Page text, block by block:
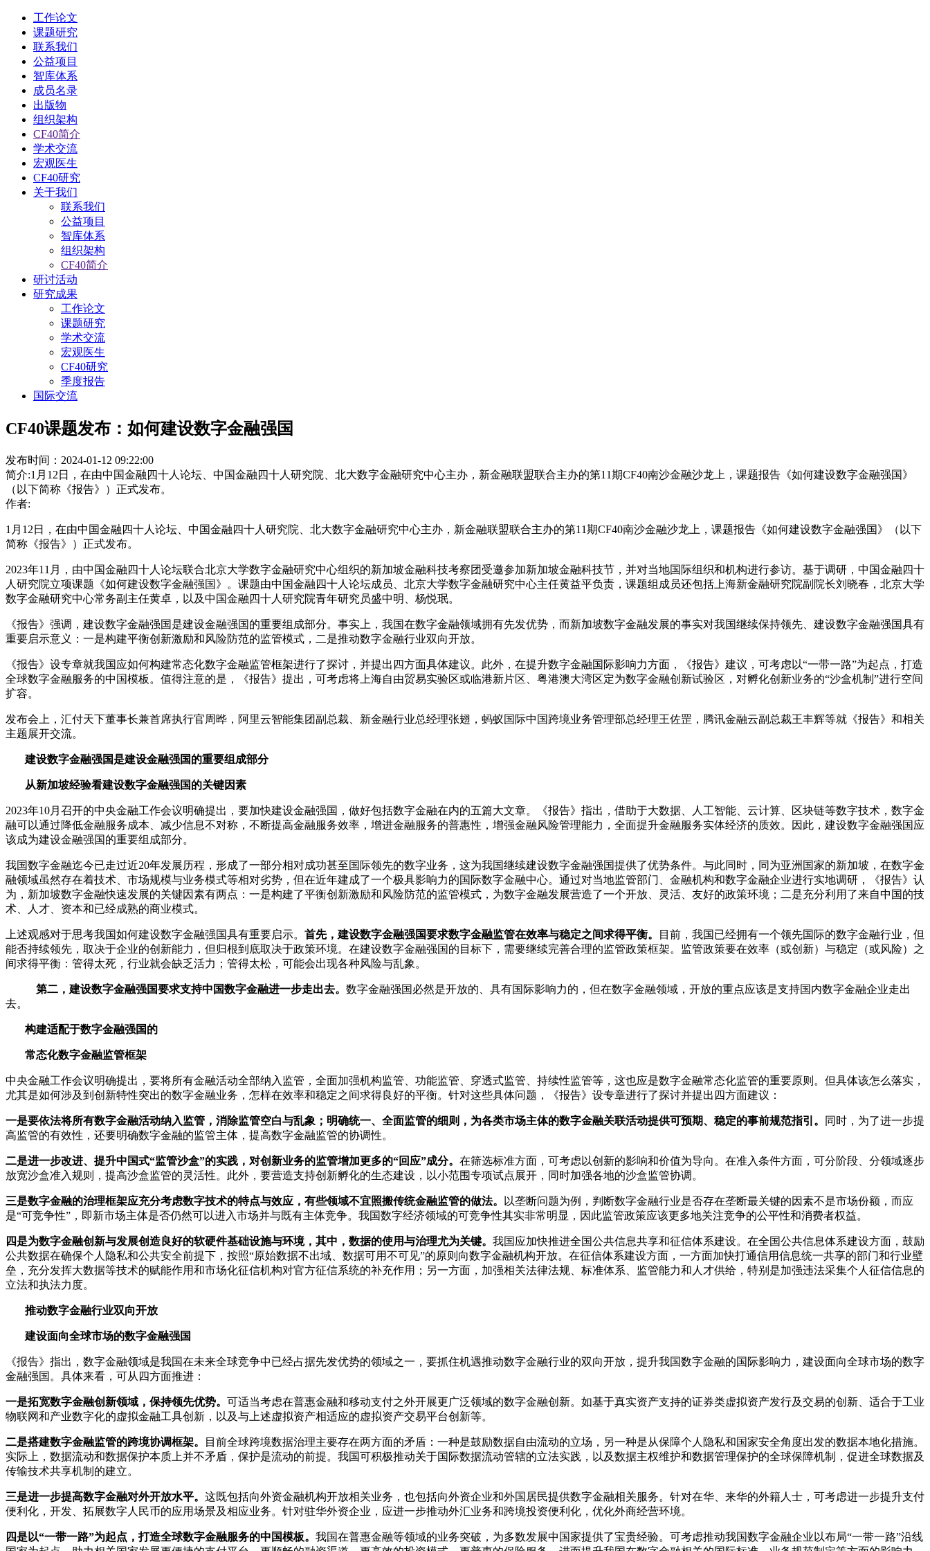
工作论文
课题研究
联系我们
公益项目
智库体系
成员名录
出版物
组织架构
CF40简介
学术交流
宏观医生
CF40研究
关于我们
联系我们
公益项目
智库体系
组织架构
CF40简介
研讨活动
研究成果
工作论文
课题研究
学术交流
宏观医生
CF40研究
季度报告
国际交流
CF40课题发布：如何建设数字金融强国
发布时间：2024-01-12 09:22:00
简介:1月12日，在由中国金融四十人论坛、中国金融四十人研究院、北大数字金融研究中心主办，新金融联盟联合主办的第11期CF40南沙金融沙龙上，课题报告《如何建设数字金融强国》
（以下简称《报告》）正式发布。
作者:
1月12日，在由中国金融四十人论坛、中国金融四十人研究院、北大数字金融研究中心主办，新金融联盟联合主办的第11期CF40南沙金融沙龙上，课题报告《如何建设数字金融强国》（以下
简称《报告》）正式发布。
2023年11月，由中国金融四十人论坛联合北京大学数字金融研究中心组织的新加坡金融科技考察团受邀参加新加坡金融科技节，并对当地国际组织和机构进行参访。基于调研，中国金融四十
人研究院立项课题《如何建设数字金融强国》。课题由中国金融四十人论坛成员、北京大学数字金融研究中心主任黄益平负责，课题组成员还包括上海新金融研究院副院长刘晓春，北京大学
数字金融研究中心常务副主任黄卓，以及中国金融四十人研究院青年研究员盛中明、杨悦珉。
《报告》强调，建设数字金融强国是建设金融强国的重要组成部分。事实上，我国在数字金融领域拥有先发优势，而新加坡数字金融发展的事实对我国继续保持领先、建设数字金融强国具有
重要启示意义：一是构建平衡创新激励和风险防范的监管模式，二是推动数字金融行业双向开放。
《报告》设专章就我国应如何构建常态化数字金融监管框架进行了探讨，并提出四方面具体建议。此外，在提升数字金融国际影响力方面，《报告》建议，可考虑以“一带一路”为起点，打造
全球数字金融服务的中国模板。值得注意的是，《报告》提出，可考虑将上海自由贸易实验区或临港新片区、粤港澳大湾区定为数字金融创新试验区，对孵化创新业务的“沙盒机制”进行空间
扩容。
发布会上，汇付天下董事长兼首席执行官周晔，阿里云智能集团副总裁、新金融行业总经理张翅，蚂蚁国际中国跨境业务管理部总经理王佐罡，腾讯金融云副总裁王丰辉等就《报告》和相关
主题展开交流。
建设数字金融强国是建设金融强国的重要组成部分
从新加坡经验看建设数字金融强国的关键因素
2023年10月召开的中央金融工作会议明确提出，要加快建设金融强国，做好包括数字金融在内的五篇大文章。《报告》指出，借助于大数据、人工智能、云计算、区块链等数字技术，数字金
融可以通过降低金融服务成本、减少信息不对称，不断提高金融服务效率，增进金融服务的普惠性，增强金融风险管理能力，全面提升金融服务实体经济的质效。因此，建设数字金融强国应
该成为建设金融强国的重要组成部分。
我国数字金融迄今已走过近20年发展历程，形成了一部分相对成功甚至国际领先的数字业务，这为我国继续建设数字金融强国提供了优势条件。与此同时，同为亚洲国家的新加坡，在数字金
融领域虽然存在着技术、市场规模与业务模式等相对劣势，但在近年建成了一个极具影响力的国际数字金融中心。通过对当地监管部门、金融机构和数字金融企业进行实地调研，《报告》认
为，新加坡数字金融快速发展的关键因素有两点：一是构建了平衡创新激励和风险防范的监管模式，为数字金融发展营造了一个开放、灵活、友好的政策环境；二是充分利用了来自中国的技
术、人才、资本和已经成熟的商业模式。
上述观感对于思考我国如何建设数字金融强国具有重要启示。 首先，建设数字金融强国要求数字金融监管在效率与稳定之间求得平衡。
目前，我国已经拥有一个领先国际的数字金融行业，但
能否持续领先，取决于企业的创新能力，但归根到底取决于政策环境。在建设数字金融强国的目标下，需要继续完善合理的监管政策框架。监管政策要在效率（或创新）与稳定（或风险）之
间求得平衡：管得太死，行业就会缺乏活力；管得太松，可能会出现各种风险与乱象。
第二，建设数字金融强国要求支持中国数字金融进一步走出去。 数字金融强国必然是开放的、具有国际影响力的，但在数字金融领域，开放的重点应该是支持国内数字金融企业走出
去。
构建适配于数字金融强国的
常态化数字金融监管框架
中央金融工作会议明确提出，要将所有金融活动全部纳入监管，全面加强机构监管、功能监管、穿透式监管、持续性监管等，这也应是数字金融常态化监管的重要原则。但具体该怎么落实，
尤其是如何涉及到创新特性突出的数字金融业务，怎样在效率和稳定之间求得良好的平衡。针对这些具体问题，《报告》设专章进行了探讨并提出四方面建议：
一是要依法将所有数字金融活动纳入监管，消除监管空白与乱象；明确统一、全面监管的细则，为各类市场主体的数字金融关联活动提供可预期、稳定的事前规范指引。
同时，为了进一步提
高监管的有效性，还要明确数字金融的监管主体，提高数字金融监管的协调性。
二是进一步改进、提升中国式“监管沙盒”的实践，对创新业务的监管增加更多的“回应”成分。 在筛选标准方面，可考虑以创新的影响和价值为导向。在准入条件方面，可分阶段、分领域逐步
放宽沙盒准入规则，提高沙盒监管的灵活性。此外，要营造支持创新孵化的生态建设，以小范围专项试点展开，同时加强各地的沙盒监管协调。
三是数字金融的治理框架应充分考虑数字技术的特点与效应，有些领域不宜照搬传统金融监管的做法。
以垄断问题为例，判断数字金融行业是否存在垄断最关键的因素不是市场份额，而应
是“可竞争性”，即新市场主体是否仍然可以进入市场并与既有主体竞争。我国数字经济领域的可竞争性其实非常明显，因此监管政策应该更多地关注竞争的公平性和消费者权益。
四是为数字金融创新与发展创造良好的软硬件基础设施与环境，其中，数据的使用与治理尤为关键。 我国应加快推进全国公共信息共享和征信体系建设。在全国公共信息体系建设方面，鼓励
公共数据在确保个人隐私和公共安全前提下，按照“原始数据不出域、数据可用不可见”的原则向数字金融机构开放。在征信体系建设方面，一方面加快打通信用信息统一共享的部门和行业壁
垒，充分发挥大数据等技术的赋能作用和市场化征信机构对官方征信系统的补充作用；另一方面，加强相关法律法规、标准体系、监管能力和人才供给，特别是加强违法采集个人征信信息的
立法和执法力度。
推动数字金融行业双向开放
建设面向全球市场的数字金融强国
《报告》指出，数字金融领域是我国在未来全球竞争中已经占据先发优势的领域之一，要抓住机遇推动数字金融行业的双向开放，提升我国数字金融的国际影响力，建设面向全球市场的数字
金融强国。具体来看，可从四方面推进：
一是拓宽数字金融创新领域，保持领先优势。 可适当考虑在普惠金融和移动支付之外开展更广泛领域的数字金融创新。如基于真实资产支持的证券类虚拟资产发行及交易的创新、适合于工业
物联网和产业数字化的虚拟金融工具创新，以及与上述虚拟资产相适应的虚拟资产交易平台创新等。
二是搭建数字金融监管的跨境协调框架。
目前全球跨境数据治理主要存在两方面的矛盾：一种是鼓励数据自由流动的立场，另一种是从保障个人隐私和国家安全角度出发的数据本地化措施。
实际上，数据流动和数据保护本质上并不矛盾，保护是流动的前提。我国可积极推动关于国际数据流动管辖的立法实践，以及数据主权维护和数据管理保护的全球保障机制，促进全球数据及
传输技术共享机制的建立。
三是进一步提高数字金融对外开放水平。 这既包括向外资金融机构开放相关业务，也包括向外资企业和外国居民提供数字金融相关服务。针对在华、来华的外籍人士，可考虑进一步提升支付
便利化，开发、拓展数字人民币的应用场景及相应业务。针对驻华外资企业，应进一步推动外汇业务和跨境投资便利化，优化外商经营环境。
四是以“一带一路”为起点，打造全球数字金融服务的中国模板。 我国在普惠金融等领域的业务突破，为多数发展中国家提供了宝贵经验。可考虑推动我国数字金融企业以布局“一带一路”沿线